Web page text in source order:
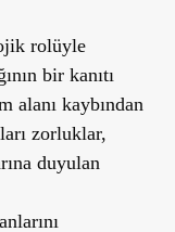
rolüyle
bir kanıtı
alanı kaybından
zorluklar,
duyulan